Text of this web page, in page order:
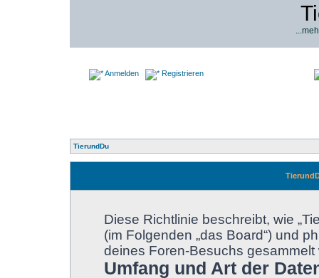
Anmelden Registrieren
TierundDu
Diese Richtlinie beschreibt, wie
(im Folgenden „das Board“) und
deines Foren-Besuchs gesammelt
Umfang und Art der